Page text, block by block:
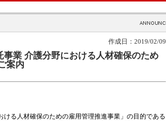
作成日：2019/02/09
事業 介護分野における人材確保のため
案内
ける人材確保のための雇用管理推進事業」の目的である